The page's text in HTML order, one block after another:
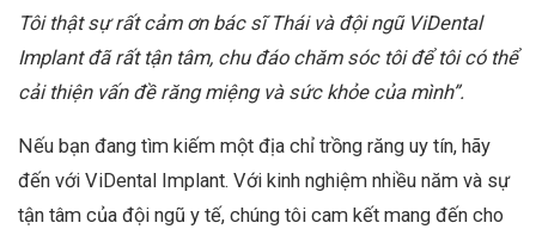
Tôi thật sự rất cảm ơn bác sĩ Thái và đội ngũ ViDental
Implantđã rất tận tâm, chu đáo chăm sóc tôi để tôi có thể
cải thiện vấn đề răng miệng và sức khỏe của mình”.
Nếu bạn đang tìm kiếm một địa chỉ trồng răng uy tín, hãy
đến với ViDental Implant. Với kinh nghiệm nhiều năm và sự
tận tâm của đội ngũ y tế, chúng tôi cam kết mang đến cho